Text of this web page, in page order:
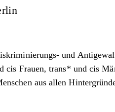
und
Frauen, trans* und cis
aus allen